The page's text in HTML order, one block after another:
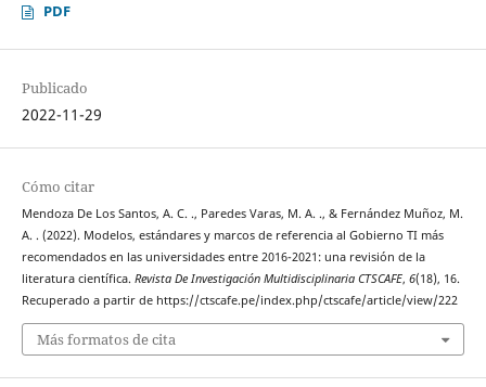
PDF
Publicado
2022-11-29
Cómo citar
Mendoza De Los Santos, A. C. ., Paredes Varas, M. A. ., & Fernández Muñoz, M.
A. . (2022). Modelos, estándares y marcos de referencia al Gobierno TI más
recomendados en las universidades entre 2016-2021: una revisión de la
literatura científica. Revista De Investigación Multidisciplinaria CTSCAFE, 6(18), 16.
Recuperado a partir de https://ctscafe.pe/index.php/ctscafe/article/view/222
Más formatos de cita